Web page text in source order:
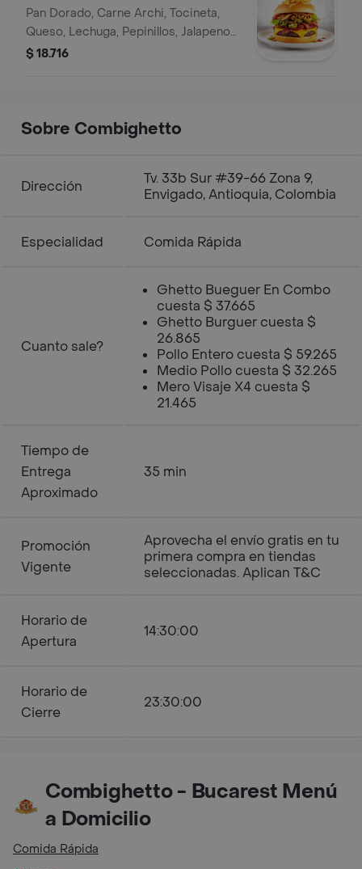
Pan Dorado, Carne Archi, Tocineta,
Queso, Lechuga, Pepinillos, Jalapenos,
Cebolla Caramelizada, Ripio De Papa,
$ 18.716
Sobre Combighetto
Dirección
Tv. 33b Sur #39-66 Zona 9,
Envigado, Antioquia, Colombia
Especialidad Comida Rápida
Cuanto sale?
Ghetto Bueguer En Combo
cuesta $ 37.665
Ghetto Burguer cuesta $
26.865
Pollo Entero cuesta $ 59.265
Medio Pollo cuesta $ 32.265
Mero Visaje X4 cuesta $
21.465
Tiempo de
Entrega
Aproximado
35 min
Promoción
Vigente
Aprovecha el envío gratis en tu
primera compra en tiendas
seleccionadas. Aplican T&C
Horario de
Apertura
14:30:00
Horario de
Cierre
23:30:00
Combighetto - Bucarest Menú
a Domicilio
Comida Rápida